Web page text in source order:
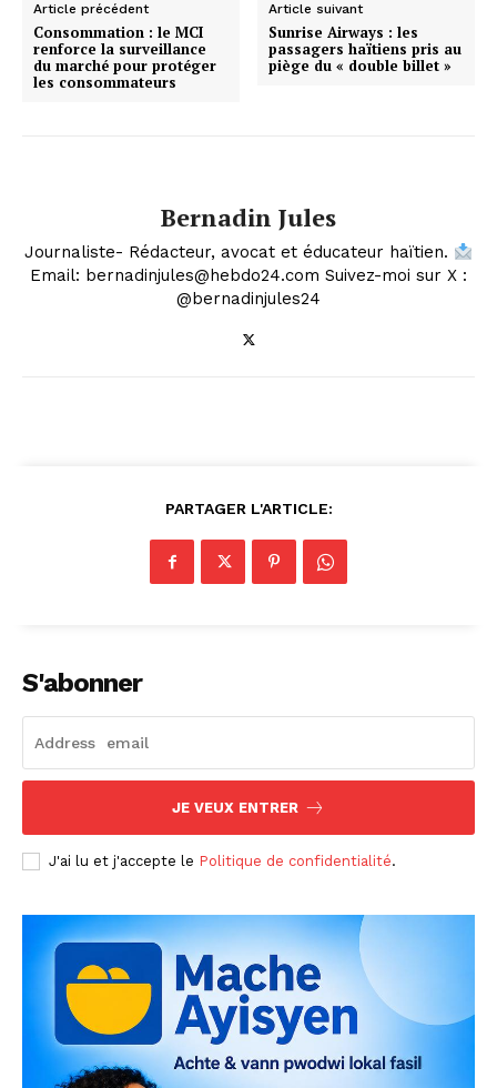
Article précédent
Consommation : le MCI
renforce la surveillance
du marché pour protéger
les consommateurs
Article suivant
Sunrise Airways : les
passagers haïtiens pris au
piège du « double billet »
Bernadin Jules
Journaliste- Rédacteur, avocat et éducateur haïtien.
Email: bernadinjules@hebdo24.com Suivez-moi sur X :
@bernadinjules24
PARTAGER L'ARTICLE:
S'abonner
JE VEUX ENTRER
J'ai lu et j'accepte le Politique de confidentialité.